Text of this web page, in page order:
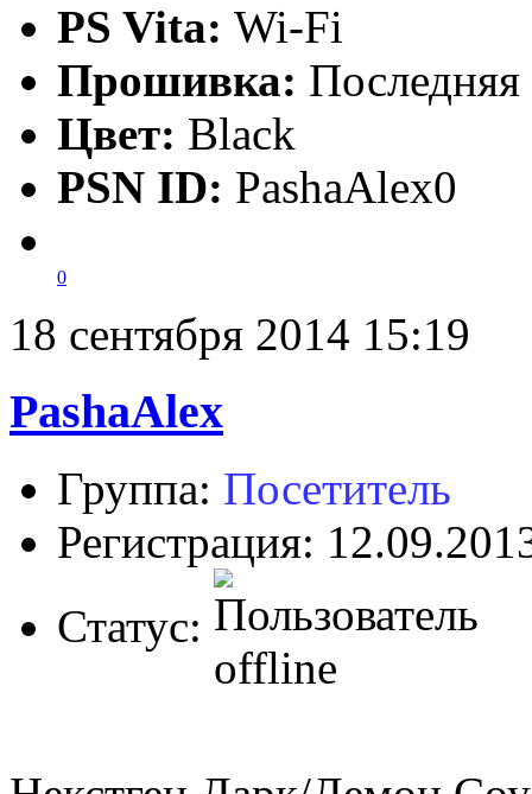
PS Vita: Wi-Fi
Прошивка: Последняя
Цвет: Black
PSN ID: PashaAlex0
0
18 сентября 2014 15:19
PashaAlex
Группа: Посетитель
Регистрация:
Статус: